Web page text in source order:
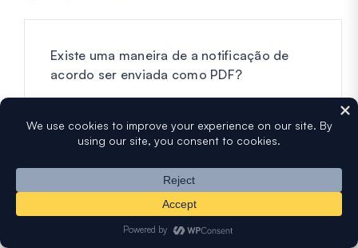
Existe uma maneira de a notificação de
acordo ser enviada como PDF?
Responder
Abhishekdiz:
16 de agosto de 2020 às 6:13